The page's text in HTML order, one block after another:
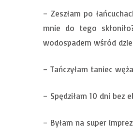
– Zeszłam po
mnie do tego
wodospadem wśród
– Tańczyłam taniec
– Spędziłam 10 dni bez
– Byłam na super